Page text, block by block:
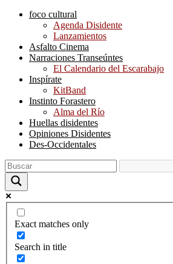
foco cultural
Agenda Disidente
Lanzamientos
Asfalto Cinema
Narraciones Transeúntes
El Calendario del Escarabajo
Inspírate
KitBand
Instinto Forastero
Alma del Río
Huellas disidentes
Opiniones Disidentes
Des-Occidentales
Exact matches only
Search in title